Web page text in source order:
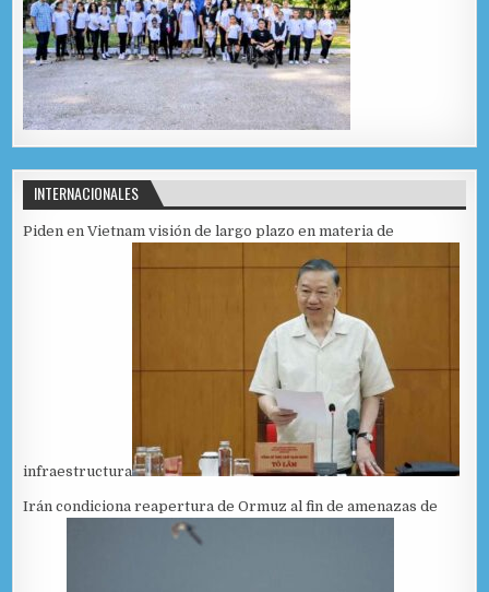
INTERNACIONALES
Piden en Vietnam visión de largo plazo en materia de
infraestructura
Irán condiciona reapertura de Ormuz al fin de amenazas de